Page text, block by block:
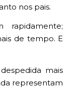
nos pais.
rapidamente;
de tempo. E
mais
representam